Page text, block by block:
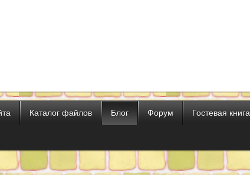
Каталог файлов Блог Форум Гостевая книга